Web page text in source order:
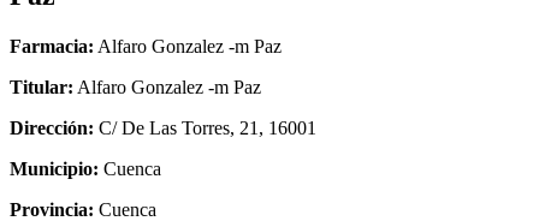
Farmacia: Alfaro Gonzalez -m Paz
Titular: Alfaro Gonzalez -m Paz
Dirección: C/ De Las Torres, 21, 16001
Municipio: Cuenca
Provincia: Cuenca